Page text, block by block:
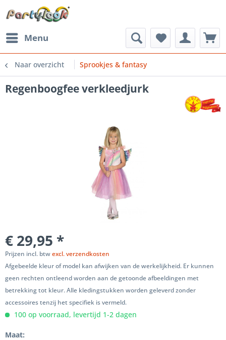
Menu
Naar overzicht Sprookjes & fantasy
Regenboogfee verkleedjurk
€ 29,95 *
Prijzen incl. btwexcl. verzendkosten
Afgebeelde kleur of model kan afwijken van de werkelijkheid. Er kunnen
geen rechten ontleend worden aan de getoonde afbeeldingen met
betrekking tot kleur. Alle kledingstukken worden geleverd zonder
accessoires tenzij het specifiek is vermeld.
100 op voorraad, levertijd 1-2 dagen
Maat: